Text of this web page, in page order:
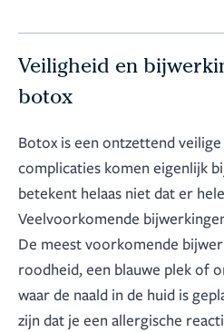
Veiligheid en
botox
Botox is een ontzettend
complicaties komen eigenlijk
betekent helaas niet dat er
Veelvoorkomende
De meest voorkomende
roodheid, een blauwe plek of
waar de naald in de huid is
zijn dat je een allergische